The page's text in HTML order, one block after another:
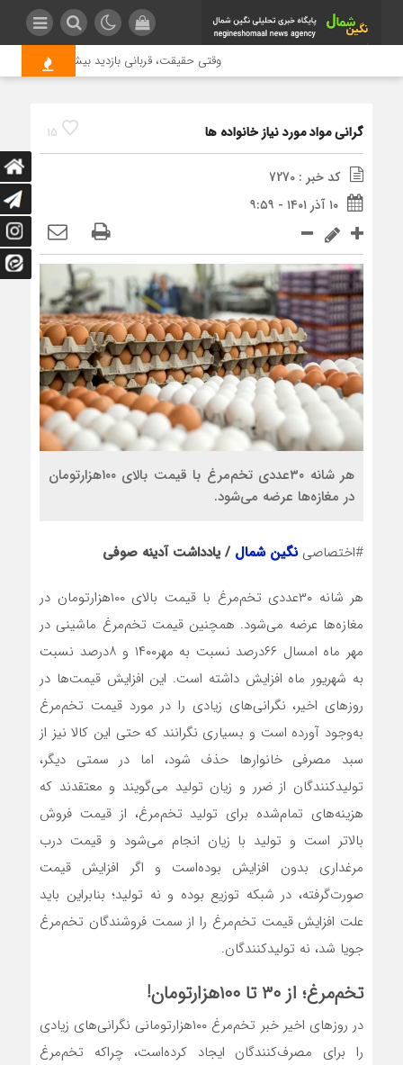
وقتی حقیقت، قربانی بازدید بیشتر می شود |
15 گرانی مواد مورد نیاز خانواده ها
کد خبر : 7270
۱۰ آذر ۱۴۰۱ - ۹:۵۹
هر شانه ۳۰‌عددی تخم‌‌‌‌‌‌‌مرغ با قیمت بالای ۱۰۰‌هزار‌تومان
در مغازه‌‌‌‌‌‌‌ها عرضه می‌شود.
#اختصاصینگین شمال / یادداشت آدینه صوفی
هر شانه ۳۰‌عددی تخم‌‌‌‌‌‌‌مرغ با قیمت بالای ۱۰۰‌هزار‌تومان در
مغازه‌‌‌‌‌‌‌ها عرضه می‌شود. همچنین قیمت تخم‌مرغ ماشینی در
مهر ماه امسال ۶۶درصد نسبت به مهر۱۴۰۰ و ۸درصد نسبت
به شهریور ماه افزایش داشته است. این افزایش قیمت‌ها در
روزهای اخیر، نگرانی‌های زیادی را در مورد قیمت تخم‌مرغ
به‌وجود آورده است و بسیاری نگرانند که حتی این کالا نیز از
سبد مصرفی خانوارها حذف شود، اما در سمتی دیگر،
تولیدکنندگان از ضرر و زیان تولید می‌گویند و معتقدند که
هزینه‎‌‌‌‌‌‌‌های تمام‌‌‌‌‌‌‌شده برای تولید تخم‌مرغ، از قیمت فروش
بالاتر است و تولید با زیان انجام می‌شود و قیمت درب
مرغداری بدون افزایش بوده‌است و اگر افزایش قیمت
صورت‌گرفته، در شبکه توزیع بوده و نه تولید؛ بنابراین باید
علت افزایش قیمت تخم‌مرغ را از سمت فروشندگان تخم‌مرغ
جویا شد، نه تولیدکنندگان.
تخم‌مرغ؛ از ۳۰ تا ۱۰۰هزار‌تومان!
در روزهای اخیر خبر تخم‌مرغ ۱۰۰هزار‌تومانی نگرانی‌های زیادی
را برای مصرف‌کنندگان ایجاد کرده‌است، چراکه تخم‌مرغ